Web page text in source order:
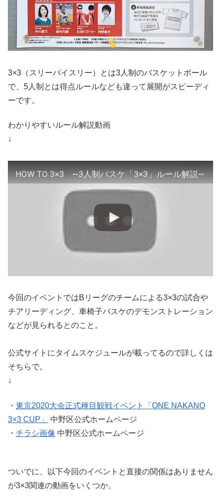
3×3（スリーバイスリー）とは3人制のバスケットボール
で、5人制とは得点ルールなども違って展開がスピーディ
ーです。
わかりやすいルール解説動画
↓
HOW TO 3×3 ~3人制バスケ「3×3」ルール解説~
今回のイベントではBリーグのチームによる3×3の試合や
チアリーディング、車椅子バスケのデモンストレーション
などが見られるとのこと。
公式サイトにタイムスケジュールが載ってるので詳しくは
そちらで。
↓
・ 東京2020大会正式種目観戦イベント「ONE NAKANO
3×3 CUP」
中野区公式ホームページ
・ チラシ画像 中野区公式ホームページ
ついでに、以下今回のイベントと直接の関係はありません
が3×3関連の動画をいくつか。